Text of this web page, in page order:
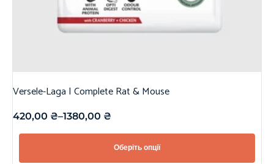
Versele-Laga | Complete Rat & Mouse
420,00 ₴–1380,00 ₴
Оберіть опції